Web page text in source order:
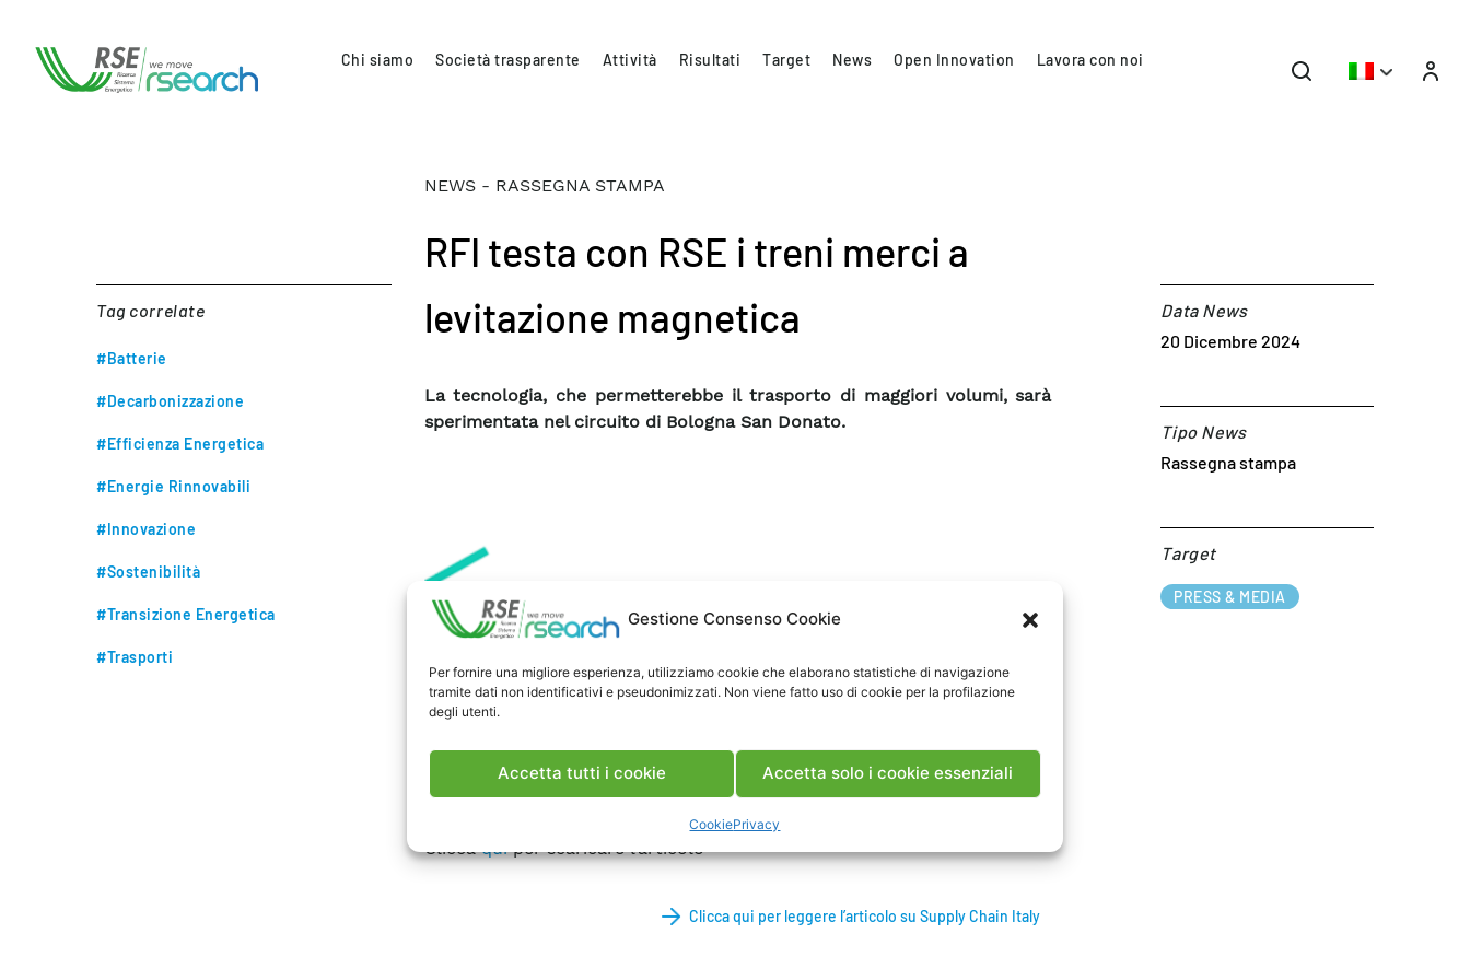
Gestione Consenso Cookie
Per fornire una migliore esperienza, utilizziamo cookie che elaborano statistiche di navigazione
tramite dati non identificativi e pseudonimizzati. Non viene fatto uso di cookie per la profilazione
degli utenti.
Accetta tutti i cookie Accetta solo i cookie essenziali
CookiePrivacy
Chi siamo Società trasparente Attività Risultati Target News Open Innovation Lavora con noi
Tag correlate
#Batterie
#Decarbonizzazione
#Efficienza Energetica
#Energie Rinnovabili
#Innovazione
#Sostenibilità
#Transizione Energetica
#Trasporti
NEWS - RASSEGNA STAMPA
RFI testa con RSE i treni merci a
levitazione magnetica
La tecnologia, che permetterebbe il trasporto di maggiori volumi, sarà
sperimentata nel circuito di Bologna San Donato.
Supply Chain Italy, 20 Dicembre 2024
Cliccaquiper scaricare l’articolo
Clicca qui per leggere l’articolo su Supply Chain Italy
Data News
20 Dicembre 2024
Tipo News
Rassegna stampa
Target​
PRESS & MEDIA